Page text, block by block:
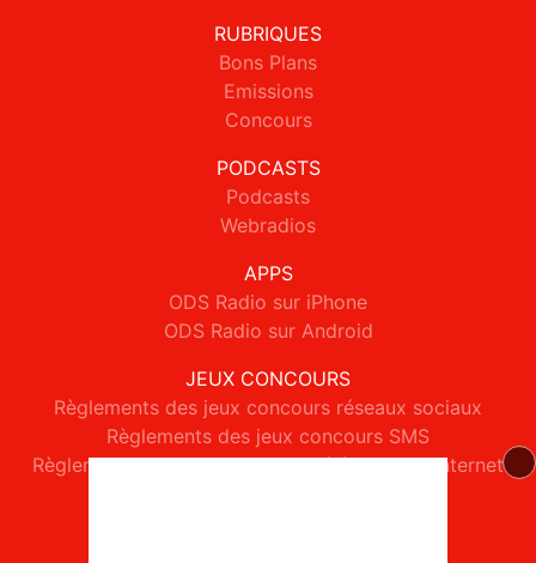
RUBRIQUES
Bons Plans
Emissions
Concours
PODCASTS
Podcasts
Webradios
APPS
ODS Radio sur iPhone
ODS Radio sur Android
JEUX CONCOURS
Règlements des jeux concours réseaux sociaux
Règlements des jeux concours SMS
Règlements des jeux concours téléphone et internet